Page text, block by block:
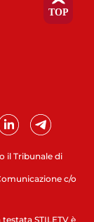
il Tribunale di
c/o
STILETV è